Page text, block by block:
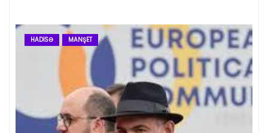
HADISƏ MANŞET